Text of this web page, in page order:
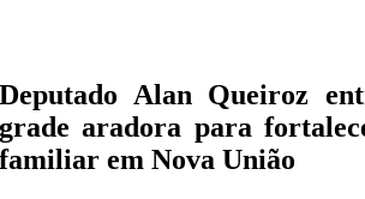
Deputado Alan Queiroz
grade aradora para
familiar em Nova União